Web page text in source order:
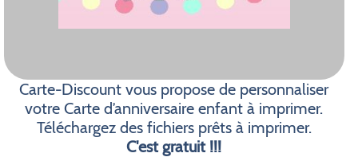
Carte-Discount vous propose de personnaliser
votre Carte d’anniversaire enfant à imprimer.
Téléchargez des fichiers prêts à imprimer.
C'est gratuit !!!